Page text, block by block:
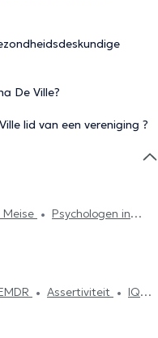
De Ville?
lid van een vereniging ?
Meise
Psychologen in
Brussel
Psychologen in
Assertiviteit
IQ